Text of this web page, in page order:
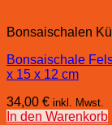
Bonsaischalen
Bonsaischale
x 15 x 12 cm
34,00 € inkl. Mwst.
In den Warenkorb